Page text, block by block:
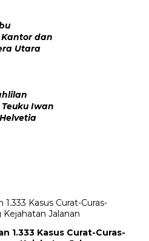
Kantor dan
Utara
Iwan
1.333 Kasus Curat-Curas-